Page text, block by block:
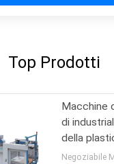
Top Prodotti
Macchine
di
della